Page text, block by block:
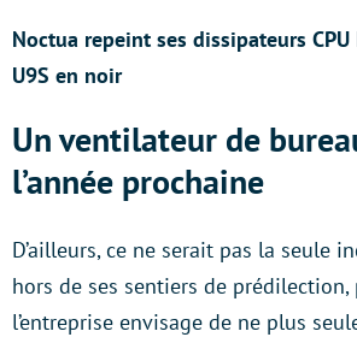
Noctua repeint ses dissipateurs
U9S en noir
Un ventilateur de
l’année prochaine
D’ailleurs, ce ne serait pas la seule
hors de ses sentiers de prédilection,
l’entreprise envisage de ne plus